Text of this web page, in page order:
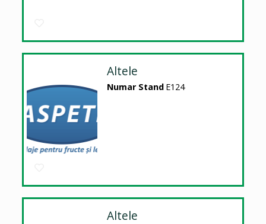
Altele
Numar Stand E124
Altele